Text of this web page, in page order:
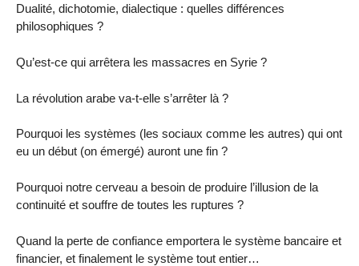
Dualité, dichotomie, dialectique : quelles différences
philosophiques ?
Qu’est-ce qui arrêtera les massacres en Syrie ?
La révolution arabe va-t-elle s’arrêter là ?
Pourquoi les systèmes (les sociaux comme les autres) qui ont
eu un début (on émergé) auront une fin ?
Pourquoi notre cerveau a besoin de produire l’illusion de la
continuité et souffre de toutes les ruptures ?
Quand la perte de confiance emportera le système bancaire et
financier, et finalement le système tout entier…